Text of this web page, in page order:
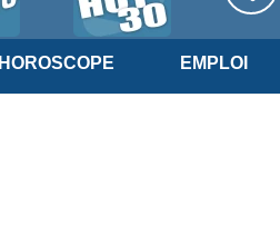
HOROSCOPE EMPLOI